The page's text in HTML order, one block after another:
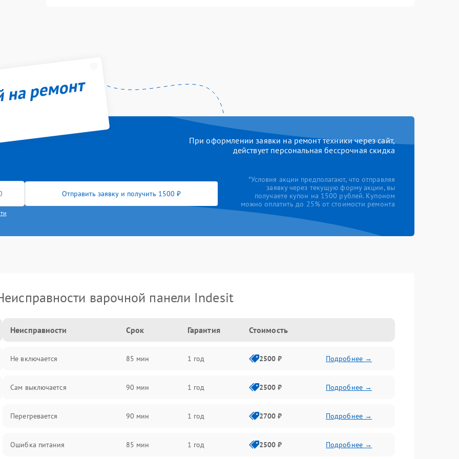
ремонт
При оформлении заявки на ремонт техники через сайт,
действует персональная бессрочная скидка
Отправить заявку и получить 1500 ₽
*Условия акции предполагают, что отправляя
заявку через текущую форму акции, вы
получаете купон на 1500 рублей. Купоном
можно оплатить до 25% от стоимости ремонта
варочной панели Indesit
Неисправности Срок Гарантия Стоимость
Не включается 85 мин 1 год 2500 ₽ Подробнее →
Сам выключается 90 мин 1 год 2500 ₽ Подробнее →
Перегревается 90 мин 1 год 2700 ₽ Подробнее →
Ошибка питания 85 мин 1 год 2500 ₽ Подробнее →